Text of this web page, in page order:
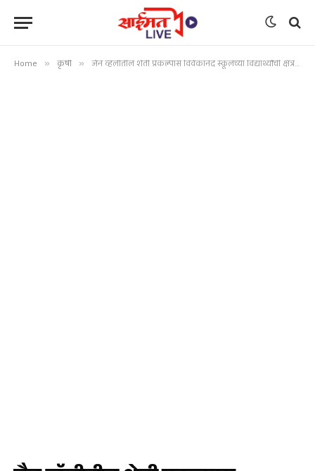
Home » कृषी » जैन व्हॅलीतील शेती प्रकल्पास विवेकानंद स्कूलच्या विद्यार्थ्यांची क्षेत्र भेट